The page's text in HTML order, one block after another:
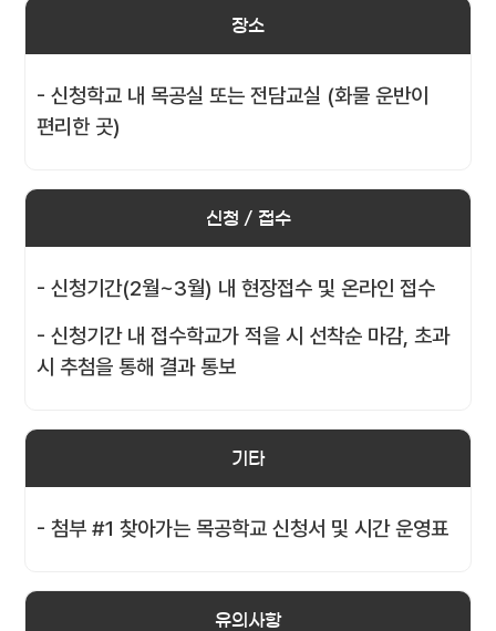
장소
- 신청학교 내 목공실 또는 전담교실 (화물 운반이
편리한 곳)
신청 / 접수
- 신청기간(2월~3월) 내 현장접수 및 온라인 접수
- 신청기간 내 접수학교가 적을 시 선착순 마감, 초과
시 추첨을 통해 결과 통보
기타
- 첨부 #1 찾아가는 목공학교 신청서 및 시간 운영표
유의사항